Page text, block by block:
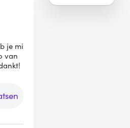
je mi
van